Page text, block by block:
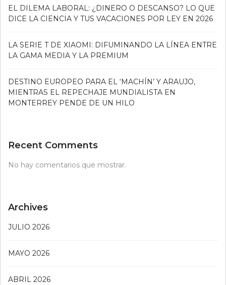
EL DILEMA LABORAL: ¿DINERO O DESCANSO? LO QUE
DICE LA CIENCIA Y TUS VACACIONES POR LEY EN 2026
LA SERIE T DE XIAOMI: DIFUMINANDO LA LÍNEA ENTRE
LA GAMA MEDIA Y LA PREMIUM
DESTINO EUROPEO PARA EL ‘MACHÍN’ Y ARAUJO,
MIENTRAS EL REPECHAJE MUNDIALISTA EN
MONTERREY PENDE DE UN HILO
Recent Comments
No hay comentarios que mostrar.
Archives
JULIO 2026
MAYO 2026
ABRIL 2026